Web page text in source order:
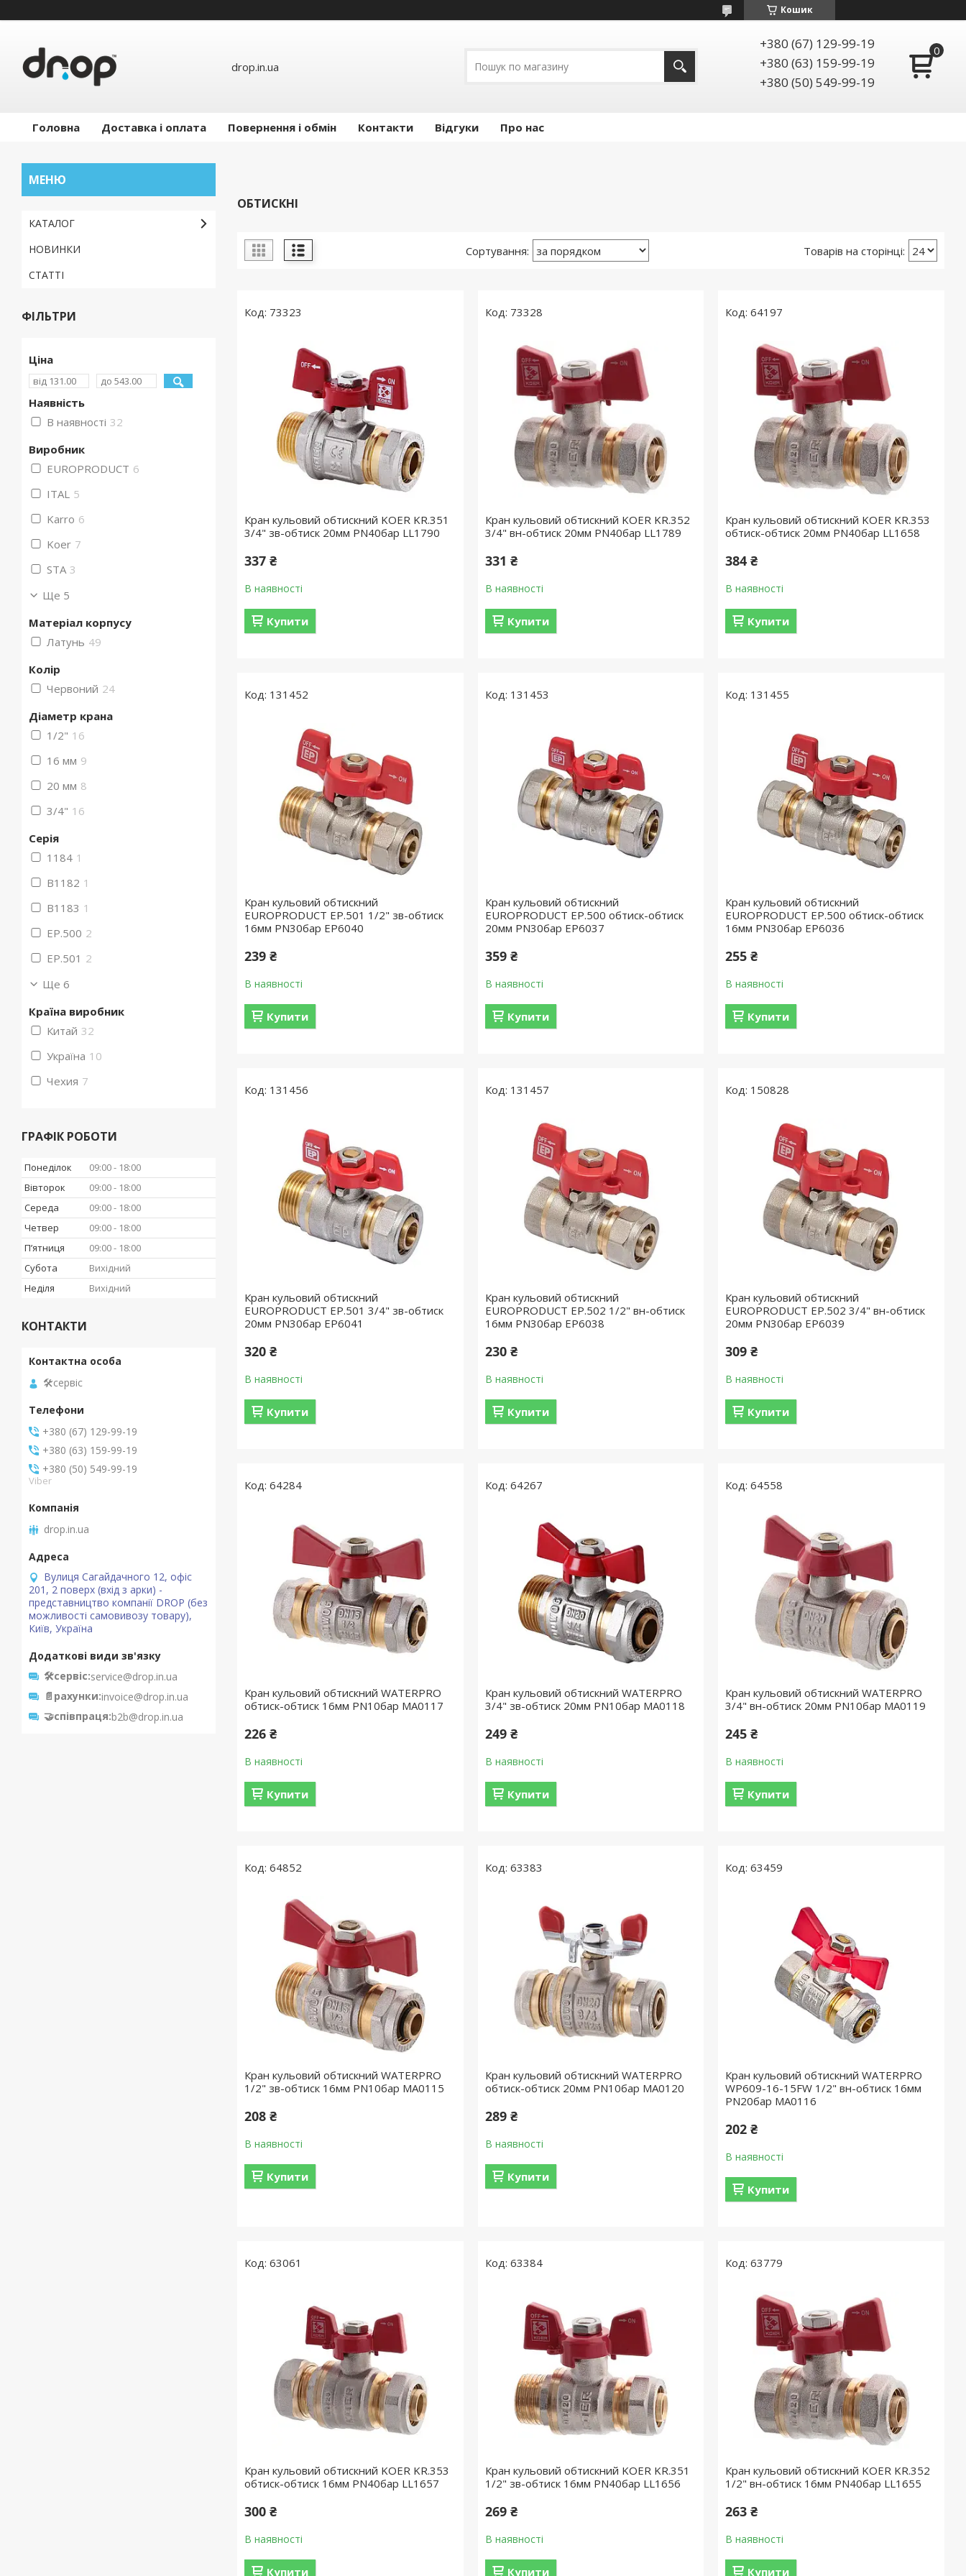
Кошик
drop.in.ua
+380 (67) 129-99-19
+380 (63) 159-99-19
+380 (50) 549-99-19
Головна Доставка і оплата Повернення і обмін Контакти Відгуки Про нас
ОБТИСКНІ
73323
Кран кульовий обтискний KOER KR.351
3/4" зв-обтиск 20мм PN40бар LL1790
337 ₴
В наявності
Купити
73328
Кран кульовий обтискний KOER KR.352
3/4" вн-обтиск 20мм PN40бар LL1789
331 ₴
В наявності
Купити
64197
Кран кульовий обтискний KOER KR.353
обтиск-обтиск 20мм PN40бар LL1658
384 ₴
В наявності
Купити
131452
Кран кульовий обтискний
EUROPRODUCT EP.501 1/2" зв-обтиск
16мм PN30бар EP6040
239 ₴
В наявності
Купити
131453
Кран кульовий обтискний
EUROPRODUCT EP.500 обтиск-обтиск
20мм PN30бар EP6037
359 ₴
В наявності
Купити
131455
Кран кульовий обтискний
EUROPRODUCT EP.500 обтиск-обтиск
16мм PN30бар EP6036
255 ₴
В наявності
Купити
131456
Кран кульовий обтискний
EUROPRODUCT EP.501 3/4" зв-обтиск
20мм PN30бар EP6041
320 ₴
В наявності
Купити
131457
Кран кульовий обтискний
EUROPRODUCT EP.502 1/2" вн-обтиск
16мм PN30бар EP6038
230 ₴
В наявності
Купити
150828
Кран кульовий обтискний
EUROPRODUCT EP.502 3/4" вн-обтиск
20мм PN30бар EP6039
309 ₴
В наявності
Купити
64284
Кран кульовий обтискний WATERPRO
обтиск-обтиск 16мм PN10бар MA0117
226 ₴
В наявності
Купити
64267
Кран кульовий обтискний WATERPRO
3/4" зв-обтиск 20мм PN10бар MA0118
249 ₴
В наявності
Купити
64558
Кран кульовий обтискний WATERPRO
3/4" вн-обтиск 20мм PN10бар MA0119
245 ₴
В наявності
Купити
64852
Кран кульовий обтискний WATERPRO
1/2" зв-обтиск 16мм PN10бар MA0115
208 ₴
В наявності
Купити
63383
Кран кульовий обтискний WATERPRO
обтиск-обтиск 20мм PN10бар MA0120
289 ₴
В наявності
Купити
63459
Кран кульовий обтискний WATERPRO
WP609-16-15FW 1/2" вн-обтиск 16мм
PN20бар MA0116
202 ₴
В наявності
Купити
63061
Кран кульовий обтискний KOER KR.353
обтиск-обтиск 16мм PN40бар LL1657
300 ₴
В наявності
Купити
63384
Кран кульовий обтискний KOER KR.351
1/2" зв-обтиск 16мм PN40бар LL1656
269 ₴
В наявності
Купити
63779
Кран кульовий обтискний KOER KR.352
1/2" вн-обтиск 16мм PN40бар LL1655
263 ₴
В наявності
Купити
КАТАЛОГ
НОВИНКИ
СТАТТІ
ФІЛЬТРИ
Ціна
Наявність
В наявності 32
Виробник
EUROPRODUCT 6
ITAL 5
Karro 6
Koer 7
STA 3
Ще 5
Матеріал корпусу
Латунь 49
Колір
Червоний 24
Діаметр крана
1/2" 16
16 мм 9
20 мм 8
3/4" 16
Серія
1184 1
B1182 1
B1183 1
EP.500 2
EP.501 2
Ще 6
Країна виробник
Китай 32
Україна 10
Чехия 7
ГРАФІК РОБОТИ
Понеділок 09:00
18:00
Вівторок
09:00
18:00
Середа
09:00
18:00
Четвер
09:00
18:00
Пʼятниця
09:00
18:00
Субота
Вихідний
Неділя
Вихідний
КОНТАКТИ
🛠️сервіс
+380 (67) 129-99-19
+380 (63) 159-99-19
+380 (50) 549-99-19
Viber
drop.in.ua
Вулиця Сагайдачного 12, офіс
201, 2 поверх (вхід з арки) -
представництво компанії DROP (без
можливості самовивозу товару),
Київ, Україна
🛠️сервіс service@drop.in.ua
📄рахунки invoice@drop.in.ua
🤝співпраця b2b@drop.in.ua